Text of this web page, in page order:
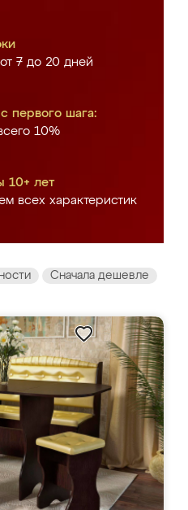
7 до 20 дней
первого шага:
10%
10+ лет
всех характеристик
Сначала дешевле